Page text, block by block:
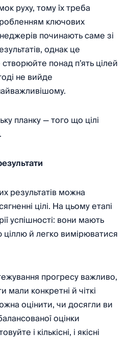
руху, тому їх треба
ключових
починають саме зі
однак це
понад п’ять цілей
не вийде
планку — того що цілі
результатів можна
цілі. На цьому етапі
успішності: вони мають
ціллю й легко вимірюватися
прогресу важливо,
конкретні й чіткі
оцінити, чи досягли ви
оцінки
і кількісні, і якісні